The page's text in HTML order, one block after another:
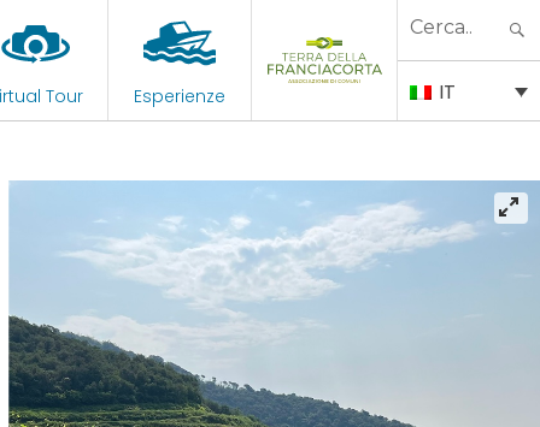
Tour Esperienze
Search
IT